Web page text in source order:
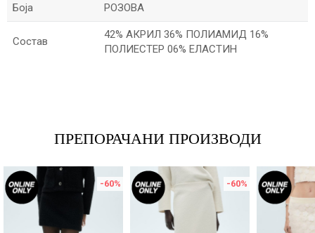
Боја РОЗОВА
Состав
42% АКРИЛ 36% ПОЛИАМИД 16%
ПОЛИЕСТЕР 06% ЕЛАСТИН
Порака
ПРЕПОРАЧАНИ ПРОИЗВОДИ
-60% -60%